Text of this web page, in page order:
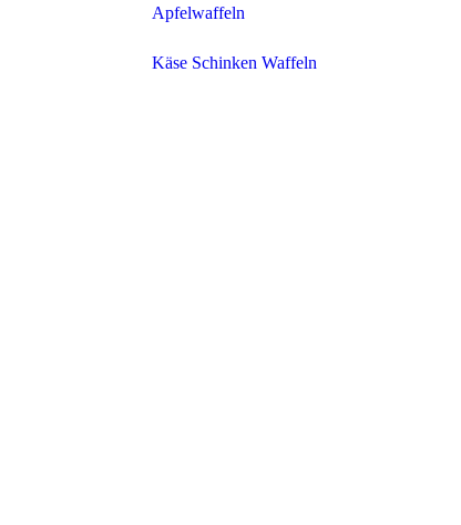
Apfelwaffeln
Käse Schinken Waffeln